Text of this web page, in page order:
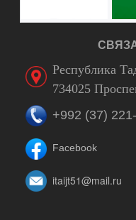
Республика
734025
+992 (37)
Facebook
itaijt51@mail.ru